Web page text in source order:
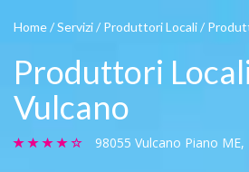
Home/Servizi/ Produttori Locali/
Produttori
Vulcano
98055 Vulcano Piano ME,